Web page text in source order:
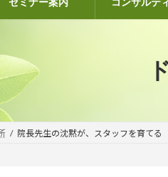
院長先生の沈黙が、スタッフを育てる